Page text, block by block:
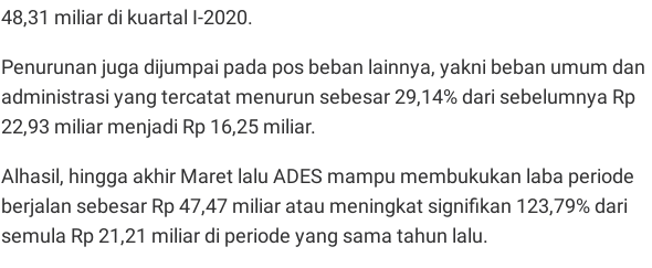
48,31 miliar di kuartal I-2020.
Penurunan juga dijumpai pada pos beban lainnya, yakni beban umum dan
administrasi yang tercatat menurun sebesar 29,14% dari sebelumnya Rp
22,93 miliar menjadi Rp 16,25 miliar.
Alhasil, hingga akhir Maret lalu ADES mampu membukukan laba periode
berjalan sebesar Rp 47,47 miliar atau meningkat signifikan 123,79% dari
semula Rp 21,21 miliar di periode yang sama tahun lalu.